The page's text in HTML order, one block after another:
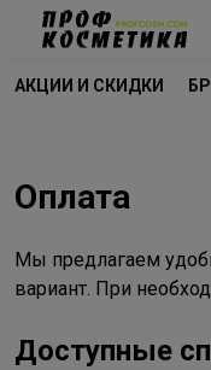
АКЦИИ И СКИДКИ
Оплата
Мы предлагаем
вариант. При
Доступные